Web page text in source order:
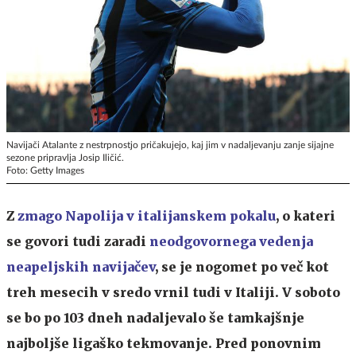
Navijači Atalante z nestrpnostjo pričakujejo, kaj jim v nadaljevanju zanje sijajne
sezone pripravlja Josip Iličić.
Foto: Getty Images
Z zmago Napolija v italijanskem pokalu, o kateri
se govori tudi zaradi neodgovornega vedenja
neapeljskih navijačev, se je nogomet po več kot
treh mesecih v sredo vrnil tudi v Italiji. V soboto
se bo po 103 dneh nadaljevalo še tamkajšnje
najboljše ligaško tekmovanje. Pred ponovnim